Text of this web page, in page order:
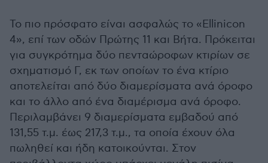
Το πιο πρόσφατο είναι ασφαλώς το «Ellinicon
4», επί των οδών Πρώτης 11 και Βήτα. Πρόκειται
για συγκρότημα δύο πενταώροφων κτιρίων σε
σχηματισμό Γ, εκ των οποίων το ένα κτίριο
αποτελείται από δύο διαμερίσματα ανά όροφο
και το άλλο από ένα διαμέρισμα ανά όροφο.
Περιλαμβάνει 9 διαμερίσματα εμβαδού από
131,55 τ.μ. έως 217,3 τ.μ., τα οποία έχουν όλα
πωληθεί και ήδη κατοικούνται. Στον